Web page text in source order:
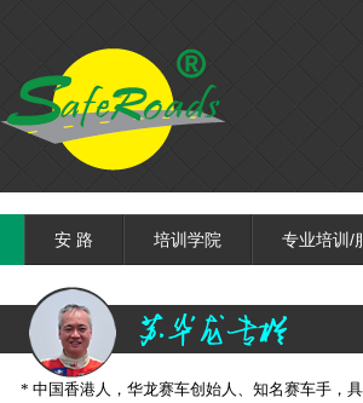
安 路 培训学院 专业培训/
* 中国香港人，华龙赛车创始人、知名赛车手，具